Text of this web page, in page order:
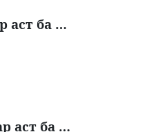
аст ба …
аст ба …